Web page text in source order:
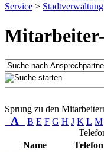
Service > Stadtverwaltung
Sprung zu den
A B E F G H J K L M
Name
Telefon